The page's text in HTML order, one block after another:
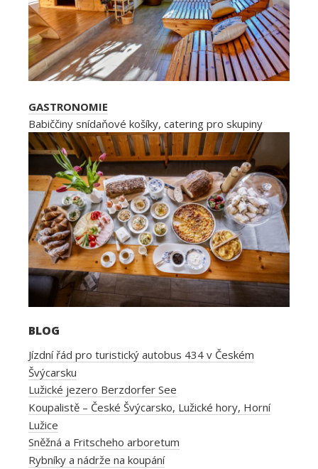
GASTRONOMIE
Babiččiny snídaňové košíky, catering pro skupiny
BLOG
Jízdní řád pro turistický autobus 434 v Českém
Švýcarsku
Lužické jezero Berzdorfer See
Koupalistě – České Švýcarsko, Lužické hory, Horní
Lužice
Sněžná a Fritscheho arboretum
Rybníky a nádrže na koupání